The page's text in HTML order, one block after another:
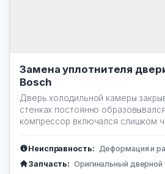
Замена уплотнителя
Bosch
Дверь холодильной камеры
стенках постоянно
компрессор включался слишком
Неисправность: Деформация и
Запчасть: Оригинальный дверной